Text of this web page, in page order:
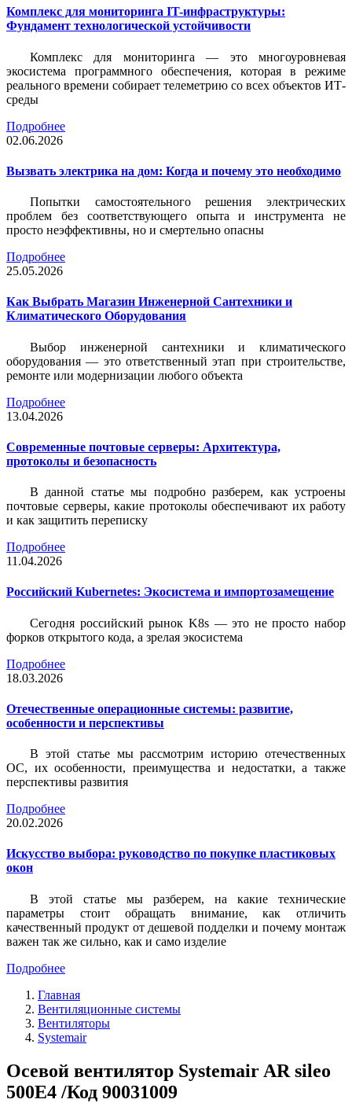
Комплекс для мониторинга IT-инфраструктуры:
Фундамент технологической устойчивости
Комплекс для мониторинга — это многоуровневая
экосистема программного обеспечения, которая в режиме
реального времени собирает телеметрию со всех объектов ИТ-
среды
Подробнее
02.06.2026
Вызвать электрика на дом: Когда и почему это необходимо
Попытки самостоятельного решения электрических
проблем без соответствующего опыта и инструмента не
просто неэффективны, но и смертельно опасны
Подробнее
25.05.2026
Как Выбрать Магазин Инженерной Сантехники и
Климатического Оборудования
Выбор инженерной сантехники и климатического
оборудования — это ответственный этап при строительстве,
ремонте или модернизации любого объекта
Подробнее
13.04.2026
Современные почтовые серверы: Архитектура,
протоколы и безопасность
В данной статье мы подробно разберем, как устроены
почтовые серверы, какие протоколы обеспечивают их работу
и как защитить переписку
Подробнее
11.04.2026
Российский Kubernetes: Экосистема и импортозамещение
Сегодня российский рынок K8s — это не просто набор
форков открытого кода, а зрелая экосистема
Подробнее
18.03.2026
Отечественные операционные системы: развитие,
особенности и перспективы
В этой статье мы рассмотрим историю отечественных
ОС, их особенности, преимущества и недостатки, а также
перспективы развития
Подробнее
20.02.2026
Искусство выбора: руководство по покупке пластиковых
окон
В этой статье мы разберем, на какие технические
параметры стоит обращать внимание, как отличить
качественный продукт от дешевой подделки и почему монтаж
важен так же сильно, как и само изделие
Подробнее
Главная
Вентиляционные системы
Вентиляторы
Systemair
Осевой вентилятор Systemair AR sileo
500E4 /Код 90031009